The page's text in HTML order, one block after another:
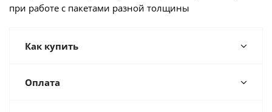
при работе с пакетами разной толщины
Как купить
Оплата